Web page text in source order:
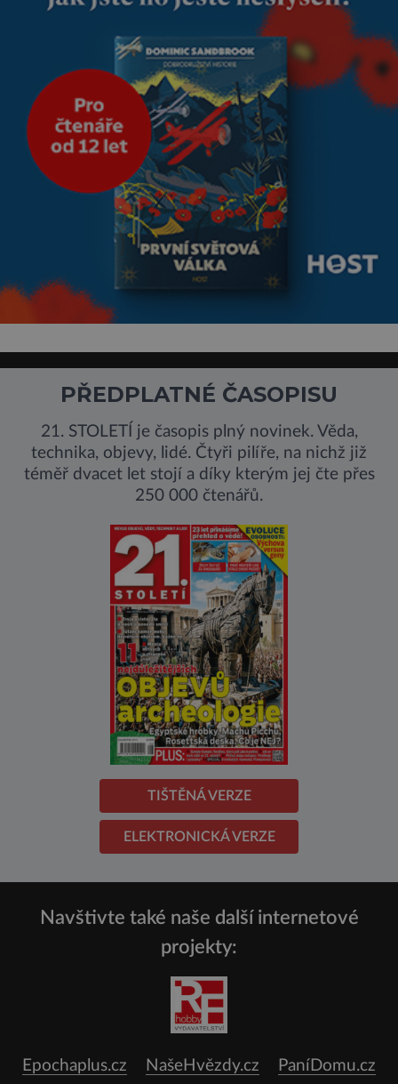
přičítají odborníci zdejším
klimatickým podmínkám.
Sucho, prosolené písky a
extrémně
PŘEDPLATNÉ ČASOPISU
21. STOLETÍ je časopis plný novinek. Věda,
technika, objevy, lidé. Čtyři pilíře, na nichž již
téměř dvacet let stojí a díky kterým jej čte přes
250 000 čtenářů.
TIŠTĚNÁ VERZE
ELEKTRONICKÁ VERZE
Navštivte také naše další internetové
projekty:
Epochaplus.cz NašeHvězdy.cz PaníDomu.cz